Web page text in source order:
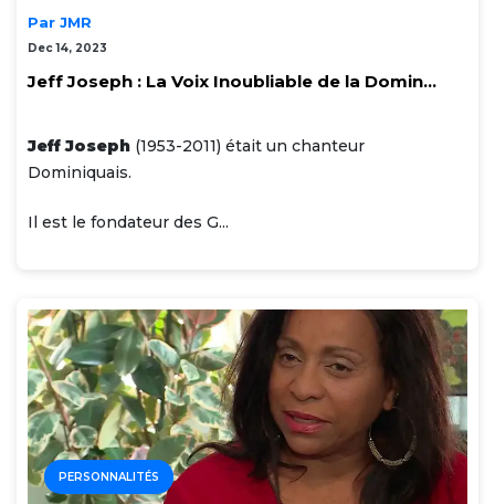
Par JMR
Dec 14, 2023
Jeff Joseph : La Voix Inoubliable de la Domin...
Jeff Joseph (1953-2011) était un chanteur
Dominiquais.
Il est le fondateur des G...
PERSONNALITÉS